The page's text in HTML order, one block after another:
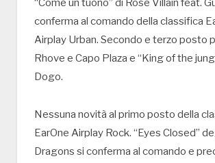
“Come un tuono” di Rose Villain feat.
conferma al comando della classifica
Airplay Urban. Secondo e terzo posto
Rhove e Capo Plaza e “King of the
Dogo.
Nessuna novità al primo posto della
EarOne Airplay Rock. “Eyes Closed”
Dragons si conferma al comando e